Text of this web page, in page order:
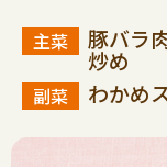
豚バラ
炒め
わかめ